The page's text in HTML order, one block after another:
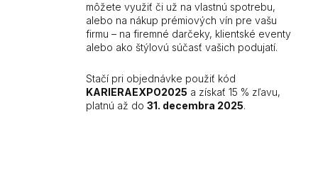
môžete využiť či už na vlastnú spotrebu,
alebo na nákup prémiových vín pre vašu
firmu – na firemné darčeky, klientské eventy
alebo ako štýlovú súčasť vašich podujatí.
Stačí pri objednávke použiť kód
KARIERAEXPO2025 a získať 15 % zľavu,
platnú až do 31. decembra 2025.